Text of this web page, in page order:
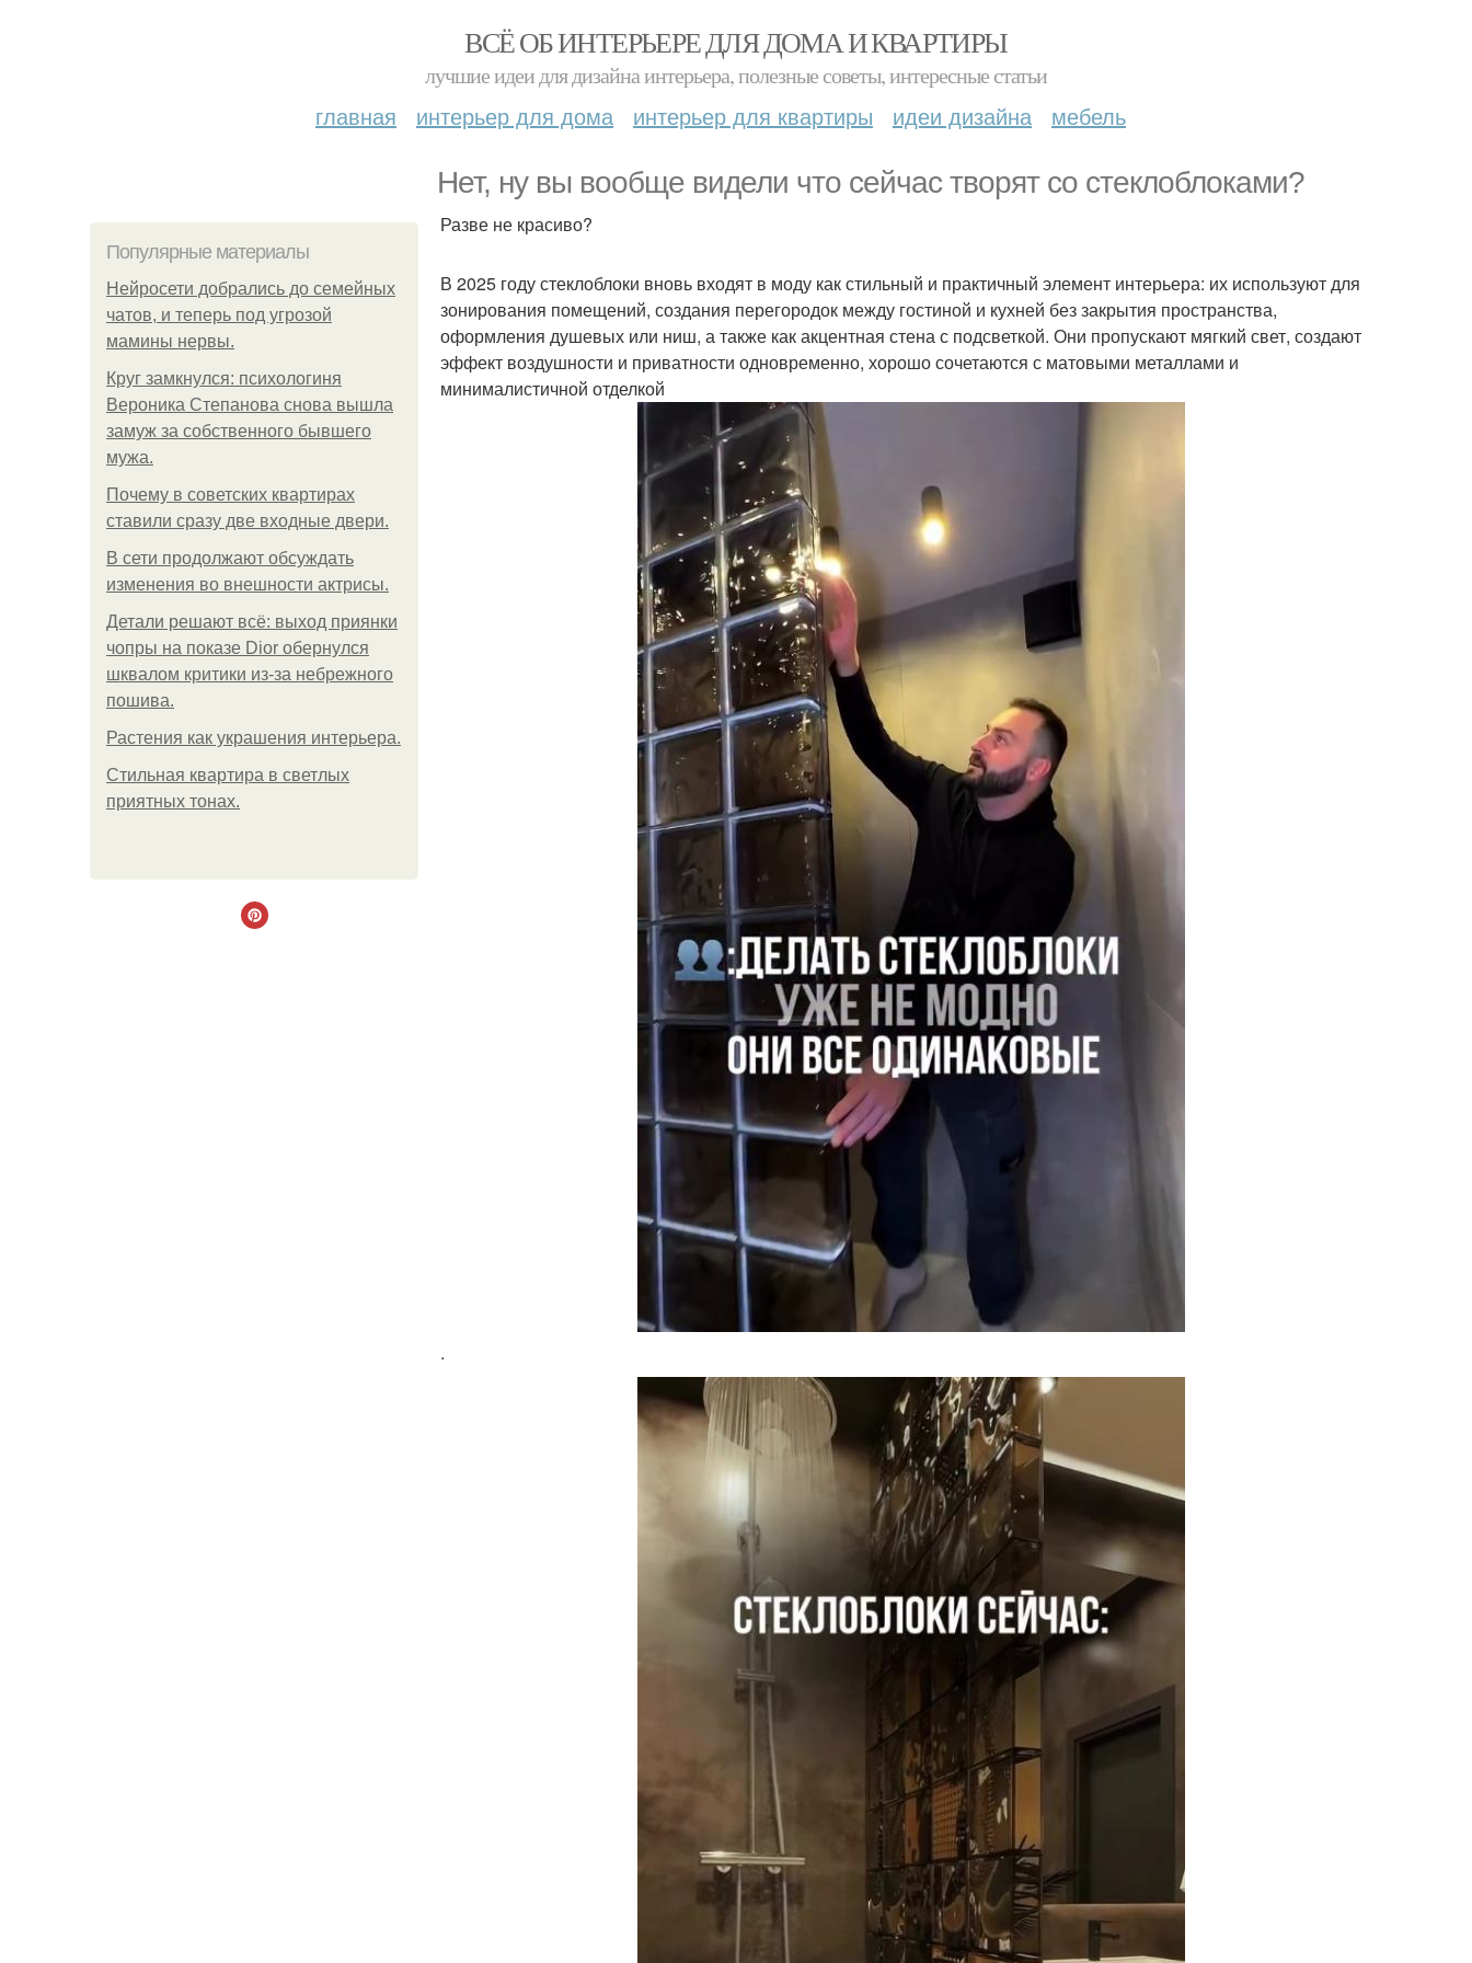
ВСЁ ОБ ИНТЕРЬЕРЕ ДЛЯ ДОМА И КВАРТИРЫ
лучшие идеи для дизайна интерьера, полезные советы, интересные статьи
главная интерьер для дома интерьер для квартиры идеи дизайна мебель
Нет, ну вы вообще видели что сейчас творят со стеклоблоками?
Популярные материалы
Нейросети добрались до семейных
чатов, и теперь под угрозой
мамины нервы.
Круг замкнулся: психологиня
Вероника Степанова снова вышла
замуж за собственного бывшего
мужа.
Почему в советских квартирах
ставили сразу две входные двери.
В сети продолжают обсуждать
изменения во внешности актрисы.
Детали решают всё: выход приянки
чопры на показе Dior обернулся
шквалом критики из-за небрежного
пошива.
Растения как украшения интерьера.
Стильная квартира в светлых
приятных тонах.
Разве не красиво?
В 2025 году стеклоблоки вновь входят в моду как стильный и практичный элемент интерьера: их используют для
зонирования помещений, создания перегородок между гостиной и кухней без закрытия пространства,
оформления душевых или ниш, а также как акцентная стена с подсветкой. Они пропускают мягкий свет, создают
эффект воздушности и приватности одновременно, хорошо сочетаются с матовыми металлами и
минималистичной отделкой
.